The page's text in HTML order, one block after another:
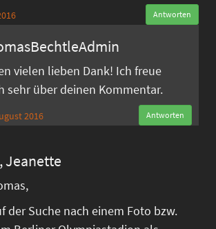
Antworten
vielen lieben Dank! Ich freue
sehr über deinen Kommentar.
2016 Antworten
Jeanette
der Suche nach einem Foto bzw.